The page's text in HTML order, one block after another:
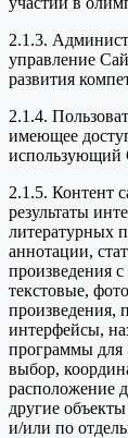
2.1.3.
управление
развития
2.1.4.
имеющее
использующий
2.1.5. Контент
результаты
литературных
аннотации,
произведения с
текстовые,
произведения,
интерфейсы,
программы для
выбор,
расположение
другие
и/или по